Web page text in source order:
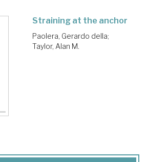
Straining at the anchor
Paolera, Gerardo della;
Taylor, Alan M.